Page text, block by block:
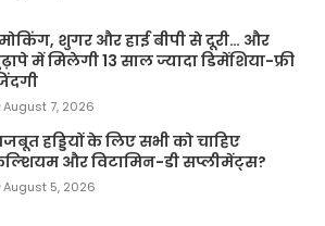
शुगर और हाई बीपी से दूरी… और
में मिलेगी 13 साल ज्यादा डिमेंशिया-फ्री
August 7, 2026
हड्डियों के लिए सभी को चाहिए
और विटामिन-डी सप्लीमेंट्स?
August 5, 2026